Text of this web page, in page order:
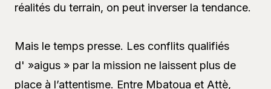
réalités du terrain, on peut inverser la tendance.
Mais le temps presse. Les conflits qualifiés
d' »aigus » par la mission ne laissent plus de
place à l’attentisme. Entre Mbatoua et Attè,